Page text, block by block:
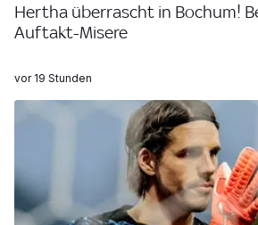
Hertha überrascht in Bochum!
Auftakt-Misere
vor 19 Stunden